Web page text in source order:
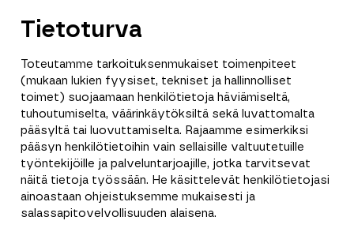
Tietoturva
Toteutamme tarkoituksenmukaiset toimenpiteet
(mukaan lukien fyysiset, tekniset ja hallinnolliset
toimet) suojaamaan henkilötietoja häviämiseltä,
tuhoutumiselta, väärinkäytöksiltä sekä luvattomalta
pääsyltä tai luovuttamiselta. Rajaamme esimerkiksi
pääsyn henkilötietoihin vain sellaisille valtuutetuille
työntekijöille ja palveluntarjoajille, jotka tarvitsevat
näitä tietoja työssään. He käsittelevät henkilötietojasi
ainoastaan ohjeistuksemme mukaisesti ja
salassapitovelvollisuuden alaisena.